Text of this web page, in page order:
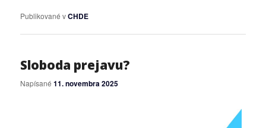
Publikované vCHDE
Sloboda prejavu?
Napísané11. novembra 2025